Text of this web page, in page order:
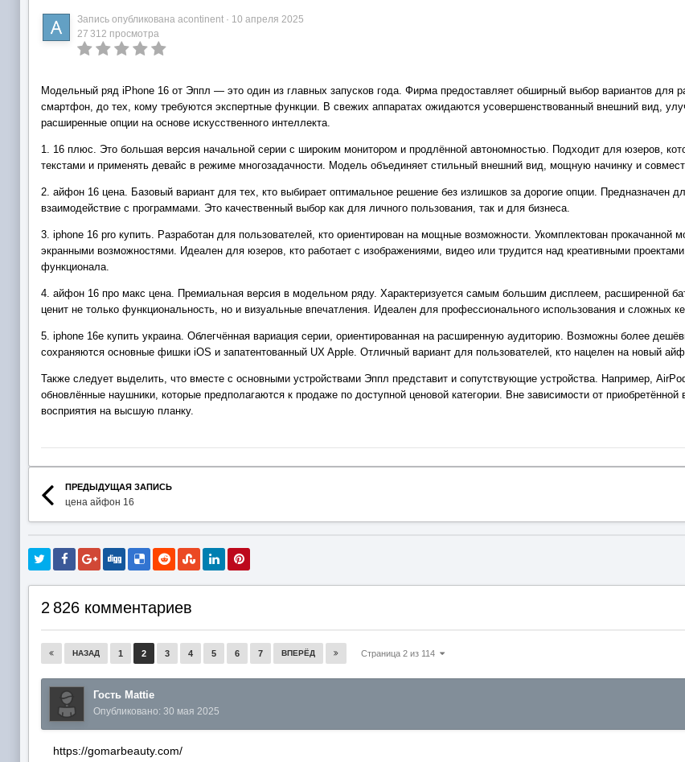
Запись опубликована acontinent · 10 апреля 2025
27 312 просмотра
Модельный ряд iPhone 16 от Эппл — это один из главных запусков года. Фирма предоставляет обширный выбор вариантов для
смартфон, до тех, кому требуются экспертные функции. В свежих аппаратах ожидаются усовершенствованный внешний вид,
расширенные опции на основе искусственного интеллекта.
1. 16 плюс. Это большая версия начальной серии с широким монитором и продлённой автономностью. Подходит для юзеров,
текстами и применять девайс в режиме многозадачности. Модель объединяет стильный внешний вид, мощную начинку и
2. айфон 16 цена. Базовый вариант для тех, кто выбирает оптимальное решение без излишков за дорогие опции. Предназначен
взаимодействие с программами. Это качественный выбор как для личного пользования, так и для бизнеса.
3. iphone 16 pro купить. Разработан для пользователей, кто ориентирован на мощные возможности. Укомплектован
экранными возможностями. Идеален для юзеров, кто работает с изображениями, видео или трудится над креативными
функционала.
4. айфон 16 про макс цена. Премиальная версия в модельном ряду. Характеризуется самым большим дисплеем, расширенной
ценит не только функциональность, но и визуальные впечатления. Идеален для профессионального использования и сложных
5. iphone 16e купить украина. Облегчённая вариация серии, ориентированная на расширенную аудиторию. Возможны более
сохраняются основные фишки iOS и запатентованный UX Apple. Отличный вариант для пользователей, кто нацелен на новый
Также следует выделить, что вместе с основными устройствами Эппл представит и сопутствующие устройства. Например,
обновлённые наушники, которые предполагаются к продаже по доступной ценовой категории. Вне зависимости от
восприятия на высшую планку.
ПРЕДЫДУЩАЯ ЗАПИСЬ
цена айфон 16
2 826 комментариев
НАЗАД 1 2 3 4 5 6 7 ВПЕРЁД Страница 2 из 114
Гость Mattie
Опубликовано: 30 мая 2025
https://gomarbeauty.com/